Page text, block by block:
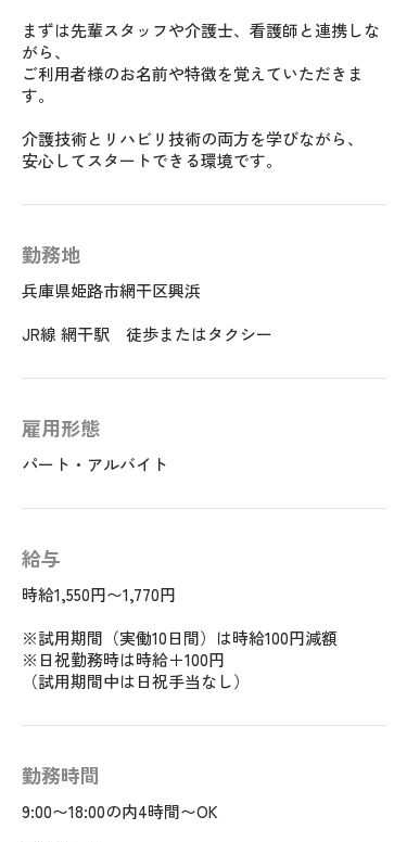
まずは先輩スタッフや介護士、看護師と連携しな
がら、
ご利用者様のお名前や特徴を覚えていただきま
す。
介護技術とリハビリ技術の両方を学びながら、
安心してスタートできる環境です。
勤務地
兵庫県姫路市網干区興浜
JR線 網干駅 徒歩またはタクシー
雇用形態
パート・アルバイト
給与
時給1,550円〜1,770円
※試用期間（実働10日間）は時給100円減額
※日祝勤務時は時給＋100円
（試用期間中は日祝手当なし）
勤務時間
9:00〜18:00の内4時間〜OK